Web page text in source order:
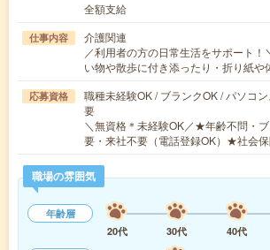
全額支給
仕事内容
介護関連
／利用者の方の日常生活をサポート
い物や散歩に付き添ったり・折り紙
応募資格
職種未経験OK / ブランクOK / パソコ
要
＼無資格＊未経験OK／★年齢不問・
要・来社不要（電話登録OK）★社会
職場の雰囲気
年齢層
20代
30代 40代